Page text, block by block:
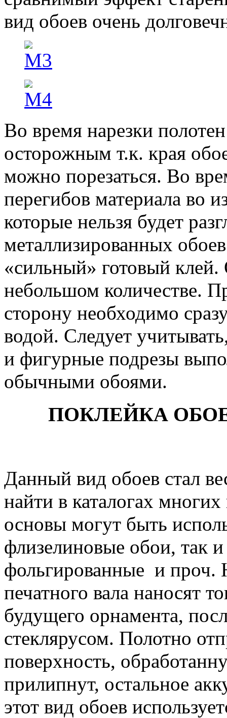
вид обоев очень
Во время нарезки
осторожным т.к. края
можно порезаться. Во
перегибов материала во
которые нельзя будет
металлизированных
«сильный» готовый клей.
небольшом количестве.
сторону необходимо
водой. Следует
и фигурные подрезы
обычными обоями.
ПОКЛЕЙКА
Данный вид обоев стал
найти в каталогах
основы могут быть
флизелиновые обои, так
фольгированные и проч.
печатного вала наносят
будущего орнамента,
стеклярусом. Полотно
поверхность,
прилипнут, остальное
этот вид обоев